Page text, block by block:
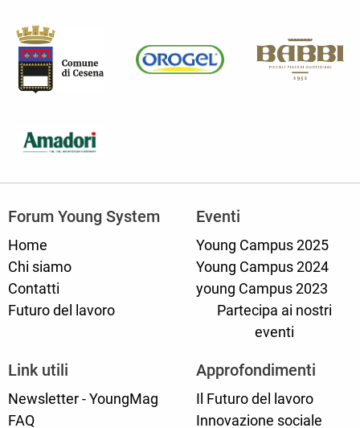
Forum Young System
Home
Chi siamo
Contatti
Futuro del lavoro
Eventi
Young Campus 2025
Young Campus 2024
young Campus 2023
Partecipa ai nostri
eventi
Link utili
Newsletter - YoungMag
FAQ
Approfondimenti
Il Futuro del lavoro
Innovazione sociale